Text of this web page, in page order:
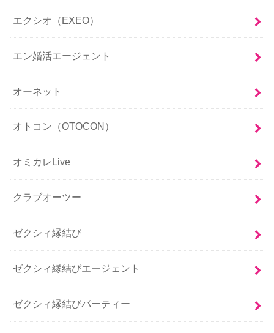
エクシオ（EXEO）
エン婚活エージェント
オーネット
オトコン（OTOCON）
オミカレLive
クラブオーツー
ゼクシィ縁結び
ゼクシィ縁結びエージェント
ゼクシィ縁結びパーティー